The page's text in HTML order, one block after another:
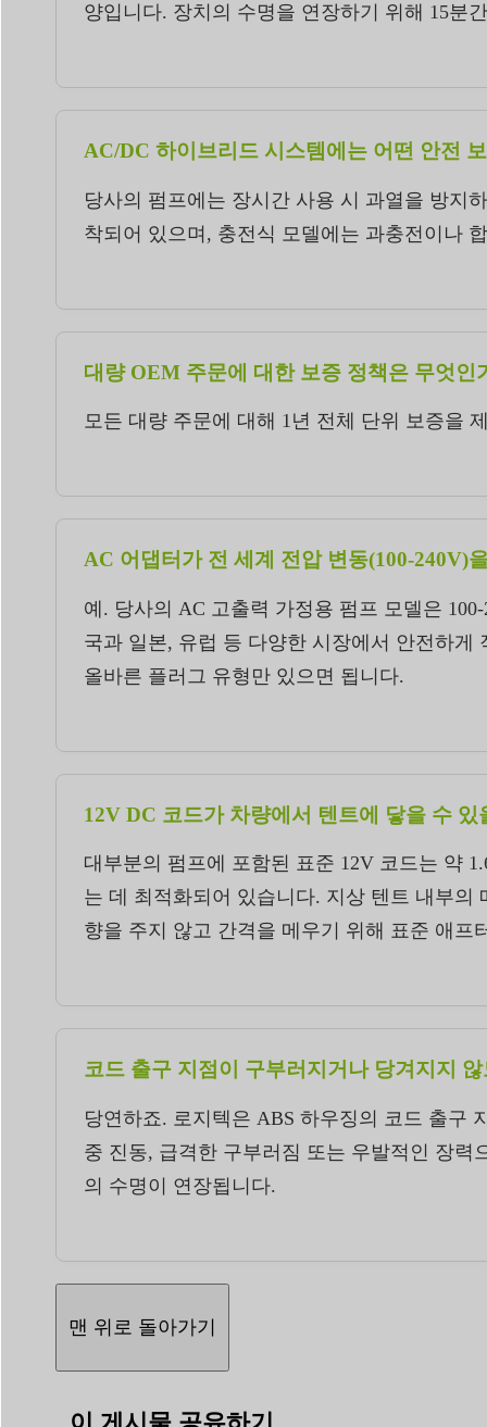
양입니다. 장치의 수명을 연장하기 위해 15분
AC/DC 하이브리드 시스템에는 어떤 안전
당사의 펌프에는 장시간 사용 시 과열을 방지
착되어 있으며, 충전식 모델에는 과충전이나
대량 OEM 주문에 대한 보증 정책은 무엇인
모든 대량 주문에 대해 1년 전체 단위 보증을
AC 어댑터가 전 세계 전압 변동(100-240V)
예. 당사의 AC 고출력 가정용 펌프 모델은
국과 일본, 유럽 등 다양한 시장에서 안전하
올바른 플러그 유형만 있으면 됩니다.
12V DC 코드가 차량에서 텐트에 닿을 수 있
대부분의 펌프에 포함된 표준 12V 코드는 약
는 데 최적화되어 있습니다. 지상 텐트 내부의
향을 주지 않고 간격을 메우기 위해 표준 애프
코드 출구 지점이 구부러지거나 당겨지지
당연하죠. 로지텍은 ABS 하우징의 코드 출구
중 진동, 급격한 구부러짐 또는 우발적인 장
의 수명이 연장됩니다.
맨 위로 돌아가기